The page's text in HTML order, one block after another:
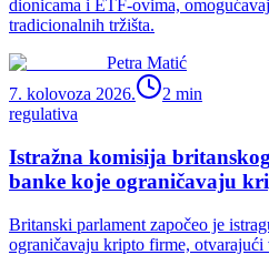
dionicama i ETF-ovima,
tradicionalnih tržišta.
Petra Matić
7. kolovoza 2026.
2 min
regulativa
Istražna komisija
banke koje ograničavaju
Britanski parlament započeo je
ograničavaju kripto firme, otvarajući